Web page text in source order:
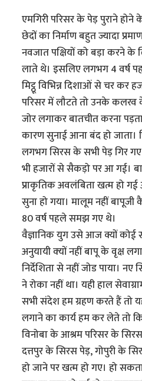
एमगिरी परिसर के पेड़ पुराने होने
छेदों का निर्माण बहुत ज्यादा
नवजात पक्षियों को बड़ा करने के
लाते थे। इसलिए लगभग 4 वर्ष
मिट्ठू विभिन्न दिशाओं से चर कर
परिसर में लौटते तो उनके कलरव
जोर लगाकर बातचीत करना
कारण सुनाई आना बंद हो जाता।
लगभग सिरस के सभी पेड़ गिर
भी हजारों से सैकड़ो पर आ गई।
प्राकृतिक अवलंबिता खत्म हो
सुना हो गया। मालूम नहीं
80 वर्ष पहले समझ गए थे।
वैज्ञानिक युग उसे आज क्यों कोई
अनुयायी क्‍यों नहीं बापू के वृक्ष
निर्देशिता से नहीं जोड पाया।
ने रोका नहीं था। यही हाल
सभी संदेश हम ग्रहण करते हैं तो
लगाने का कार्य हम कर लेते तो
विनोबा के आश्रम परिसर के
दत्तपुर के सिरस पेड़, गोपुरी के
हो जाने पर खत्म हो गए। हो